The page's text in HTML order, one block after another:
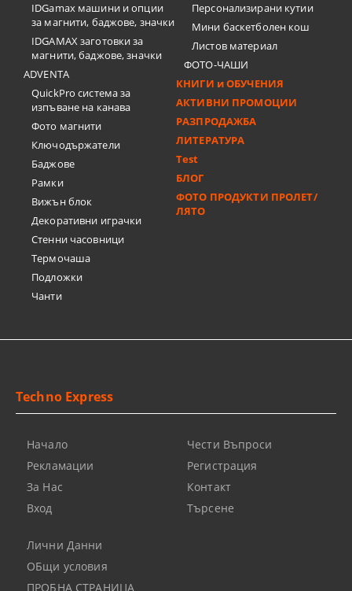
IDGamax машини и опции
за магнити, баджове, значки
IDGAMAX заготовки за
магнити, баджове, значки
ADVENTA
QuickPro система за
изпъване на канава
Фото магнити
Ключодържатели
Баджове
Рамки
Вижън блок
Декоративни играчки
Стенни часовници
Термочашa
Подложки
Чанти
Персонализирани кутии
Мини баскетболен кош
Листов материал
ФОТО-ЧАШИ
КНИГИ и ОБУЧЕНИЯ
АКТИВНИ ПРОМОЦИИ
РАЗПРОДАЖБА
ЛИТЕРАТУРА
Test
БЛОГ
ФОТО ПРОДУКТИ ПРОЛЕТ/
ЛЯТО
Techno Express
Начало
Рекламации
За Нас
Вход
Чести Въпроси
Регистрация
Контакт
Търсене
Лични Данни
ОБщи условия
ПРОБНА СТРАНИЦА